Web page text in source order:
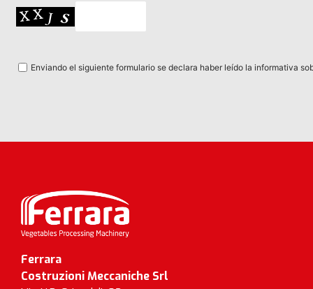
Enviando el siguiente formulario se declara haber leído la informativa
Ferrara
Costruzioni Meccaniche Srl